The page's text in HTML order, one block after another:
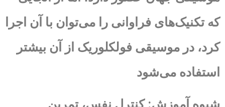
که تکنیک‌های فراوانی را می‌توان با آن اجرا
کرد، در موسیقی فولکلوریک از آن بیشتر
استفاده می‌شود